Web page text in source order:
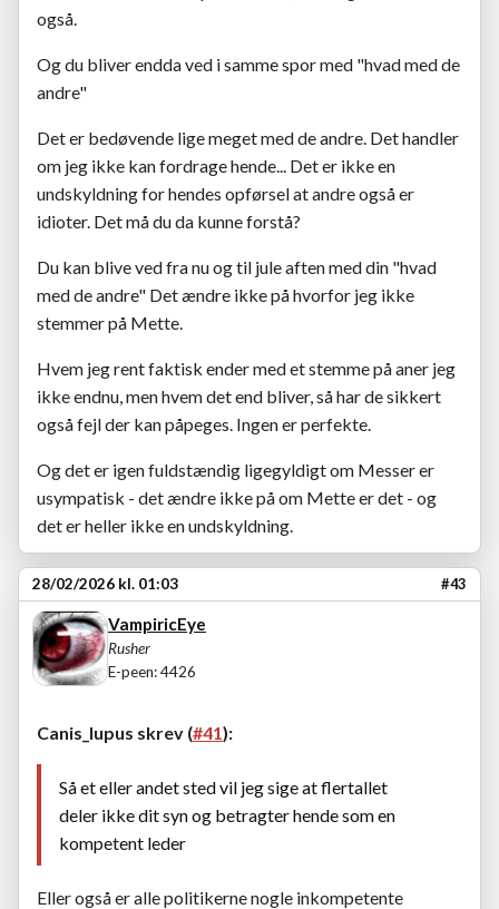
også.
Og du bliver endda ved i samme spor med "hvad med de
andre"
Det er bedøvende lige meget med de andre. Det handler
om jeg ikke kan fordrage hende... Det er ikke en
undskyldning for hendes opførsel at andre også er
idioter. Det må du da kunne forstå?
Du kan blive ved fra nu og til jule aften med din "hvad
med de andre" Det ændre ikke på hvorfor jeg ikke
stemmer på Mette.
Hvem jeg rent faktisk ender med et stemme på aner jeg
ikke endnu, men hvem det end bliver, så har de sikkert
også fejl der kan påpeges. Ingen er perfekte.
Og det er igen fuldstændig ligegyldigt om Messer er
usympatisk - det ændre ikke på om Mette er det - og
det er heller ikke en undskyldning.
28/02/2026 kl. 01:03 #43
VampiricEye
Rusher
E-peen: 4426
Canis_lupus skrev (#41):
Så et eller andet sted vil jeg sige at flertallet
deler ikke dit syn og betragter hende som en
kompetent leder
Eller også er alle politikerne nogle inkompetente